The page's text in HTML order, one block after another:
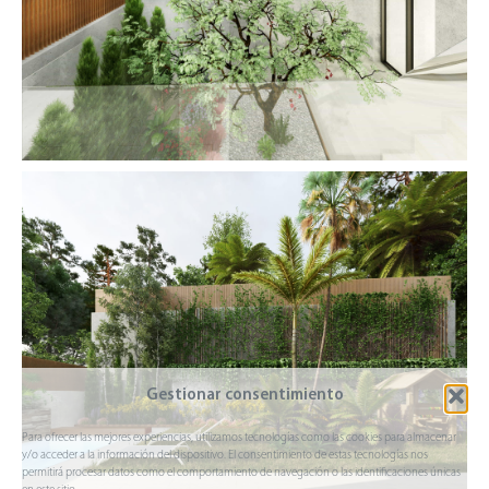
Gestionar consentimiento
Para ofrecer las mejores experiencias, utilizamos tecnologías como las cookies para almacenar
y/o acceder a la información del dispositivo. El consentimiento de estas tecnologías nos
permitirá procesar datos como el comportamiento de navegación o las identificaciones únicas